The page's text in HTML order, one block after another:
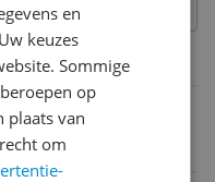
en
keuzes
Sommige
op
plaats van
om